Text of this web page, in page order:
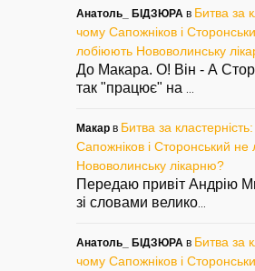
Анатоль_ БІДЗЮРА в Битва за
чому Сапожніков і
лобіюють Нововолинську
До Макара. О! Він - А
так "працює" на
Макар в Битва за
Сапожніков і Сторонський не
Нововолинську лікарню?
Передаю привіт Андрію
зі словами велико
Анатоль_ БІДЗЮРА в Битва за
чому Сапожніков і